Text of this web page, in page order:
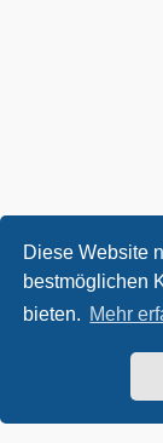
Diese Website
bestmöglichen
bieten. Mehr